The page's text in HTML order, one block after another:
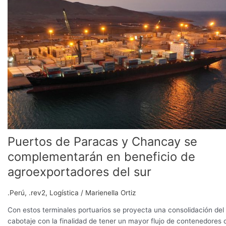
Puertos de Paracas y Chancay se
complementarán en beneficio de
agroexportadores del sur
.Perú, .rev2, Logística / Marienella Ortiz
Con estos terminales portuarios se proyecta una consolidación del
cabotaje con la finalidad de tener un mayor flujo de contenedores
Chancay
se
complementarán
en
beneficio
de
agroexportadores
del
sur